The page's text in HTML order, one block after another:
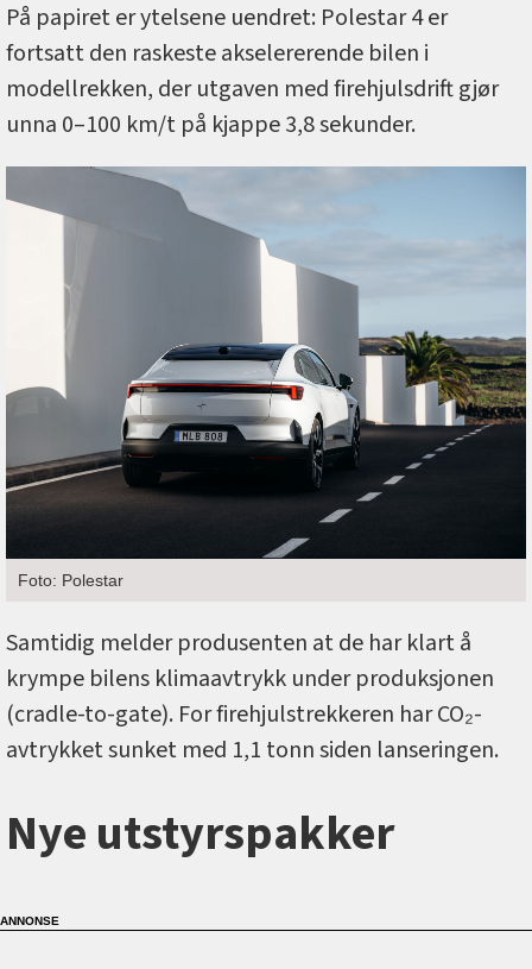
På papiret er ytelsene uendret: Polestar 4 er
fortsatt den raskeste akselererende bilen i
modellrekken, der utgaven med firehjulsdrift gjør
unna 0–100 km/t på kjappe 3,8 sekunder.
Foto: Polestar
Samtidig melder produsenten at de har klart å
krympe bilens klimaavtrykk under produksjonen
(cradle-to-gate). For firehjulstrekkeren har CO₂-
avtrykket sunket med 1,1 tonn siden lanseringen.
Nye utstyrspakker